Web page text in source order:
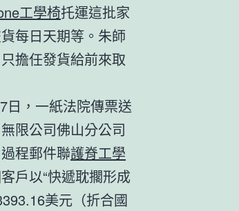
工學椅托運這批家
每日天期等。朱師
擔任發貨給前來取
7日，一紙法院傳票送
限公司佛山分公司
程郵件聯護脊工學
戶以“快遞耽擱形成
美元（折合國